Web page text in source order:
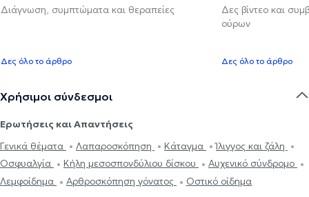
Διάγνωση, συμπτώματα και θεραπείες
Δες όλο το άρθρο
Δες βίντεο και
ούρων
Δες όλο το άρθρο
Χρήσιμοι σύνδεσμοι
Ερωτήσεις και Απαντήσεις
Γενικά θέματα
Λαπαροσκόπηση Κάταγμα
Ίλιγγος και ζάλη
Οσφυαλγία
Κήλη μεσοσπονδύλιου δίσκου
Αυχενικό σύνδρομο
Λεμφοίδημα
Αρθροσκόπηση γόνατος Oστικό οίδημα